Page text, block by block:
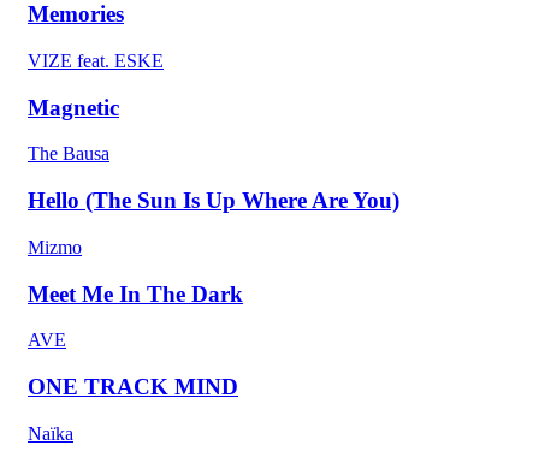
Memories
VIZE feat. ESKE
Magnetic
The Bausa
Hello (The Sun Is Up Where Are You)
Mizmo
Meet Me In The Dark
AVE
ONE TRACK MIND
Naïka